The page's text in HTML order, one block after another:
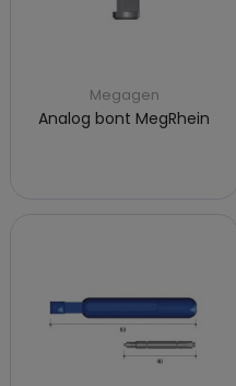
Megagen
Analog bont MegRhein